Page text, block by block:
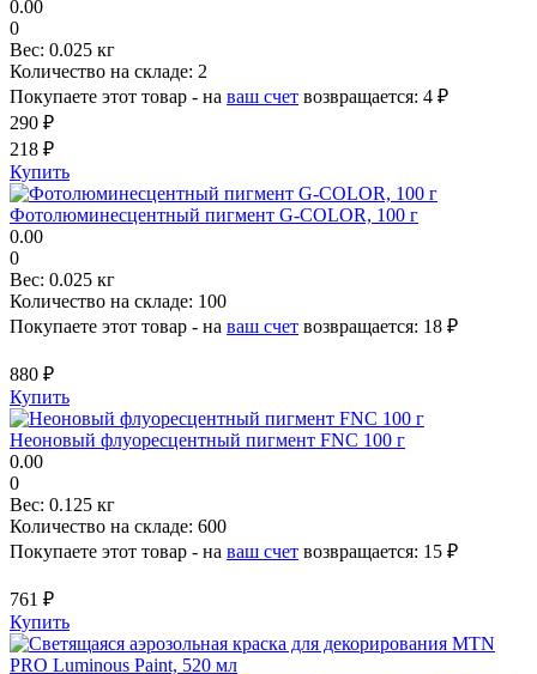
0.00
0
Вес: 0.025 кг
Количество на складе: 2
Покупаете этот товар - на ваш счет возвращается: 4 ₽
290 ₽
218 ₽
Купить
Фотолюминесцентный пигмент G-COLOR, 100 г
0.00
0
Вес: 0.025 кг
Количество на складе: 100
Покупаете этот товар - на ваш счет возвращается: 18 ₽
880 ₽
Купить
Неоновый флуоресцентный пигмент FNC 100 г
0.00
0
Вес: 0.125 кг
Количество на складе: 600
Покупаете этот товар - на ваш счет возвращается: 15 ₽
761 ₽
Купить